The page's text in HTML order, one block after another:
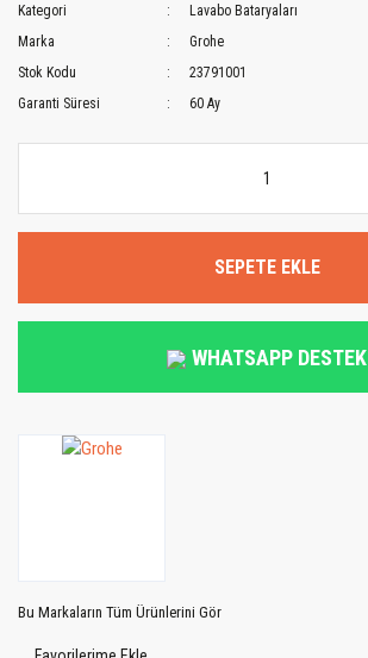
Kategori
Lavabo Bataryaları
Marka
Grohe
Stok Kodu
23791001
Garanti Süresi
60 Ay
SEPETE EKLE
WHATSAPP DESTEK
Bu Markaların Tüm Ürünlerini Gör